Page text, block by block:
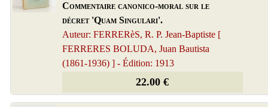
Commentaire canonico-moral sur le
décret 'Quam Singulari'.
Auteur: FERRERèS, R. P. Jean-Baptiste [
FERRERES BOLUDA, Juan Bautista
(1861-1936) ] - Édition: 1913
22.00 €